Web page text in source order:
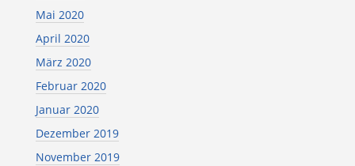
Mai 2020
April 2020
März 2020
Februar 2020
Januar 2020
Dezember 2019
November 2019